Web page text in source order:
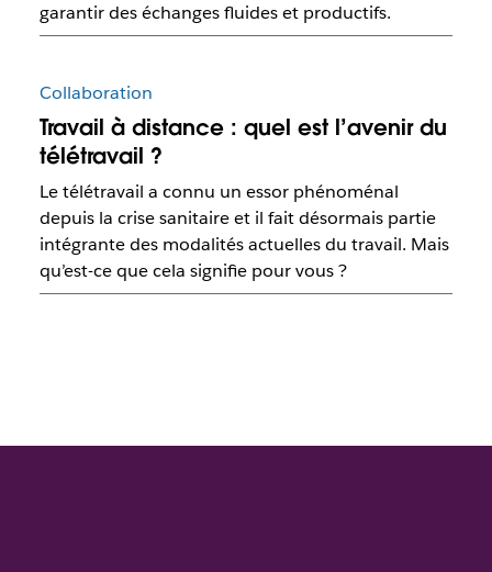
garantir des échanges fluides et productifs.
Collaboration
Travail à distance : quel est l’avenir du
télétravail ?
Le télétravail a connu un essor phénoménal
depuis la crise sanitaire et il fait désormais partie
intégrante des modalités actuelles du travail. Mais
qu’est-ce que cela signifie pour vous ?